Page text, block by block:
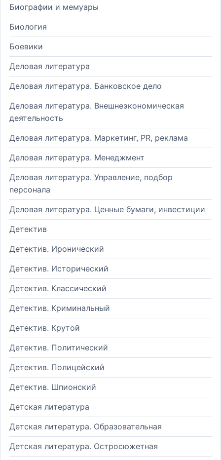
Биографии и мемуары
Биология
Боевики
Деловая литература
Деловая литература. Банковское дело
Деловая литература. Внешнеэкономическая
деятельность
Деловая литература. Маркетинг, PR, реклама
Деловая литература. Менеджмент
Деловая литература. Управление, подбор
персонала
Деловая литература. Ценные бумаги, инвестиции
Детектив
Детектив. Иронический
Детектив. Исторический
Детектив. Классический
Детектив. Криминальный
Детектив. Крутой
Детектив. Политический
Детектив. Полицейский
Детектив. Шпионский
Детская литература
Детская литература. Образовательная
Детская литература. Остросюжетная